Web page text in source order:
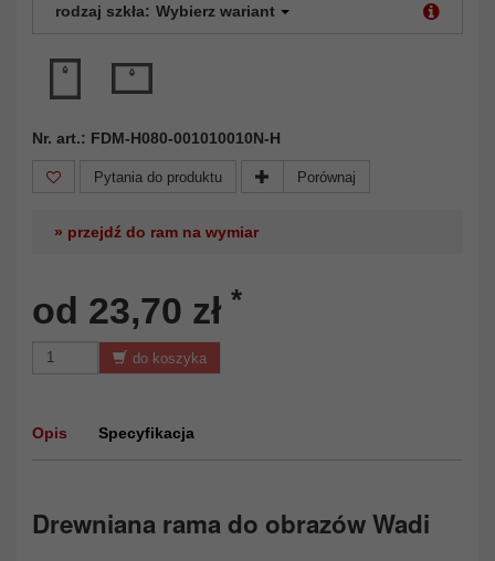
rodzaj szkła: Wybierz wariant
Nr. art.: FDM-H080-001010010N-H
Pytania do produktu Porównaj
» przejdź do ram na wymiar
od 23,70 zł *
do koszyka
Opis Specyfikacja
Drewniana rama do obrazów Wadi